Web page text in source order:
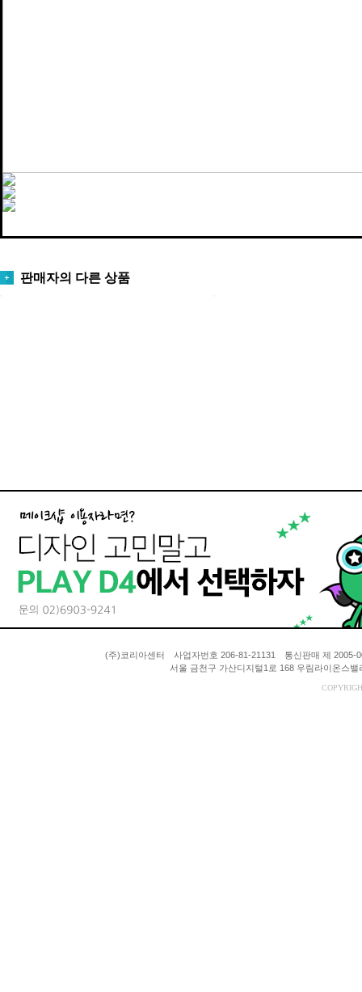
판매자의 다른 상품
(주)코리아센터 사업자번호 206-81-21131 통신판매 제
서울 금천구 가산디지털1로 168 우림라이온